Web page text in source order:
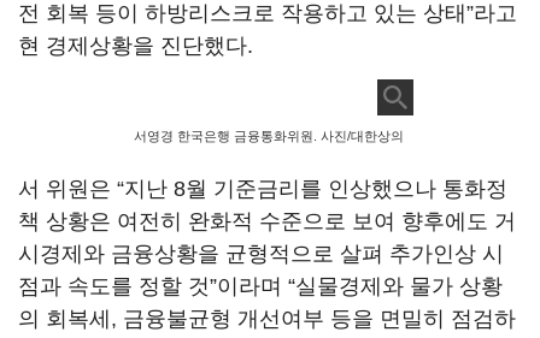
전 회복 등이 하방리스크로 작용하고 있는 상태”라고
현 경제상황을 진단했다.
서영경 한국은행 금융통화위원. 사진/대한상의
서 위원은 “지난 8월 기준금리를 인상했으나 통화정
책 상황은 여전히 완화적 수준으로 보여 향후에도 거
시경제와 금융상황을 균형적으로 살펴 추가인상 시
점과 속도를 정할 것”이라며 “실물경제와 물가 상황
의 회복세, 금융불균형 개선여부 등을 면밀히 점검하